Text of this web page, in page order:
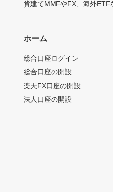
貨建てMMFやFX、海外ETF
ホーム
総合口座ログイン
総合口座の開設
楽天FX口座の開設
法人口座の開設